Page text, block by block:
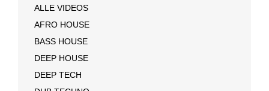
ALLE VIDEOS
AFRO HOUSE
BASS HOUSE
DEEP HOUSE
DEEP TECH